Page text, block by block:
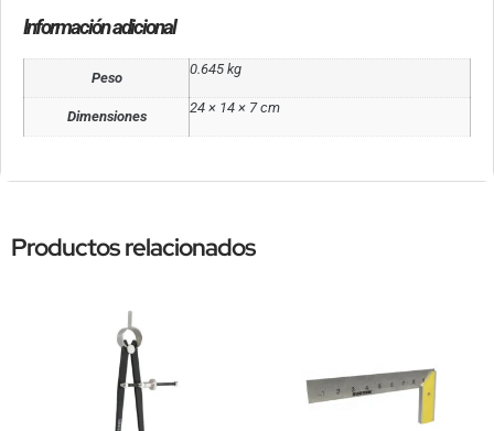
Información adicional
Peso
0.645 kg
Dimensiones
24 × 14 × 7 cm
Productos relacionados